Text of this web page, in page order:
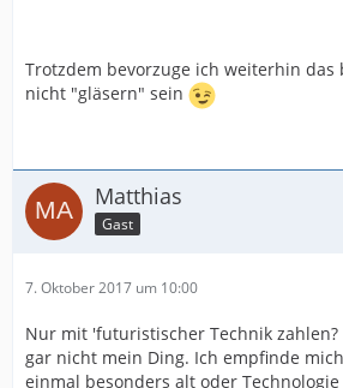
Trotzdem bevorzuge ich weiterhin das
nicht "gläsern" sein
Matthias
Gast
7. Oktober 2017 um 10:00
Nur mit 'futuristischer Technik zahlen?
gar nicht mein Ding. Ich empfinde
einmal besonders alt oder